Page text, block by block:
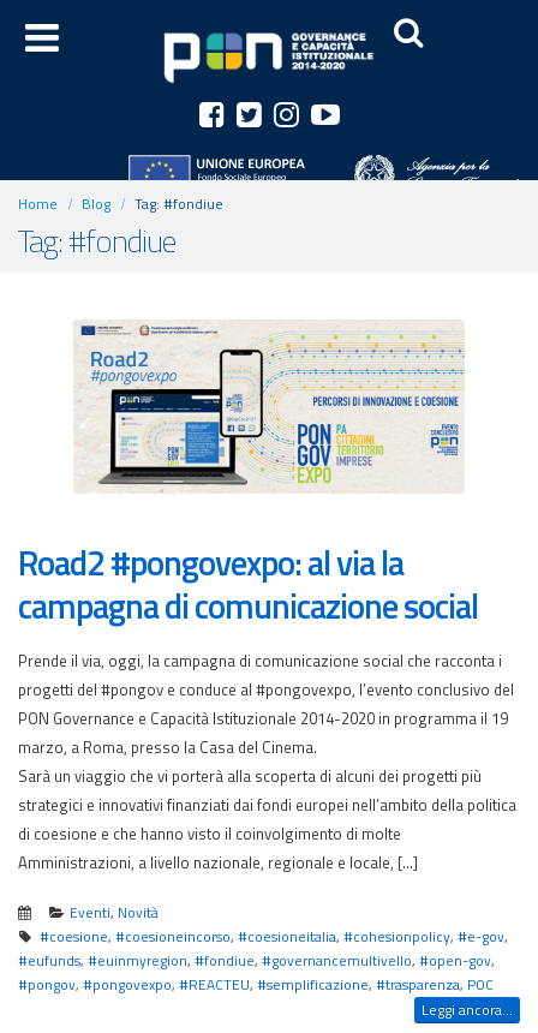
Home Blog Tag: #fondiue
Tag: #fondiue
Road2 #pongovexpo: al via la
campagna di comunicazione social
Prende il via, oggi, la campagna di comunicazione social che racconta i
progetti del #pongov e conduce al #pongovexpo, l’evento conclusivo del
PON Governance e Capacità Istituzionale 2014-2020 in programma il 19
marzo, a Roma, presso la Casa del Cinema.
Sarà un viaggio che vi porterà alla scoperta di alcuni dei progetti più
strategici e innovativi finanziati dai fondi europei nell’ambito della politica
di coesione e che hanno visto il coinvolgimento di molte
Amministrazioni, a livello nazionale, regionale e locale, […]
Eventi, Novità
#coesione, #coesioneincorso, #coesioneitalia, #cohesionpolicy, #e-gov,
#eufunds, #euinmyregion, #fondiue, #governancemultivello, #open-gov,
#pongov, #pongovexpo, #REACTEU, #semplificazione, #trasparenza, POC
Leggi ancora...